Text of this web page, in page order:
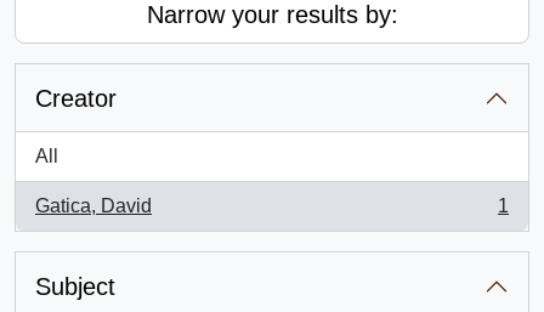
Narrow your results by:
Creator
All
Gatica, David
, 1 results
1
Subject